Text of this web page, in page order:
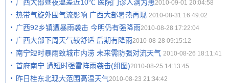
广西大部昼夜温差近10℃ 医院门诊人满为患2010-09-01 20:04:58
热带气旋外围气流影响 广西大部暑热再现 2010-08-31 16:49:02
广西92乡镇遭暴雨袭击 今明仍有强降雨2010-08-28 17:22:04
广西大部下周天气较舒适 后期有降雨2010-08-28 09:15:12
南宁短时暴雨致城市内涝 未来需防强对流天气 2010-08-26 18:11:41
首府南宁 遭短时强雷阵雨袭击(组图)2010-08-25 14:13:45
昨日桂东北现大范围高温天气2010-08-23 21:34:42